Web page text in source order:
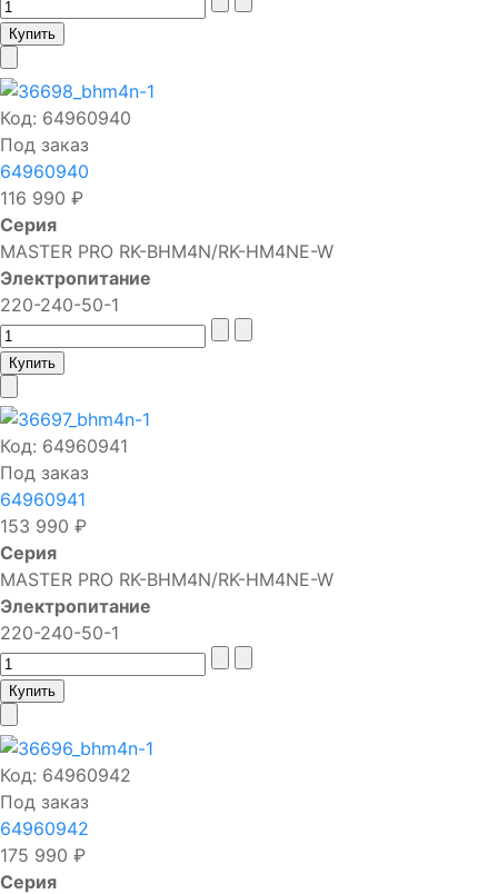
Код: 64960940
Под заказ
64960940
116 990 ₽
Серия
MASTER PRO RK-BHM4N/RK-HM4NE-W
Электропитание
220-240-50-1
Код: 64960941
Под заказ
64960941
153 990 ₽
Серия
MASTER PRO RK-BHM4N/RK-HM4NE-W
Электропитание
220-240-50-1
Код: 64960942
Под заказ
64960942
175 990 ₽
Серия